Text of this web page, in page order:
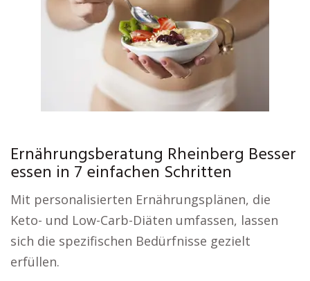
Ernährungsberatung Rheinberg Besser
essen in 7 einfachen Schritten
Mit personalisierten Ernährungsplänen, die
Keto- und Low-Carb-Diäten umfassen, lassen
sich die spezifischen Bedürfnisse gezielt
erfüllen.